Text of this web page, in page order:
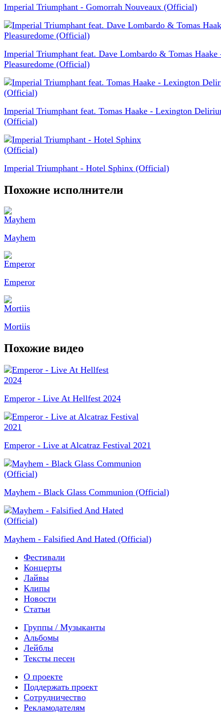
Imperial Triumphant - Gomorrah Nouveaux (Official)
Imperial Triumphant feat. Dave Lombardo & Tomas Haake
Pleasuredome (Official)
Imperial Triumphant feat. Tomas Haake - Lexington
(Official)
Imperial Triumphant - Hotel Sphinx (Official)
Похожие исполнители
Mayhem
Emperor
Mortiis
Похожие видео
Emperor - Live At Hellfest 2024
Emperor - Live at Alcatraz Festival 2021
Mayhem - Black Glass Communion (Official)
Mayhem - Falsified And Hated (Official)
Фестивали
Концерты
Лайвы
Клипы
Новости
Статьи
Группы / Музыканты
Альбомы
Лейблы
Тексты песен
О проекте
Поддержать проект
Сотрудничество
Рекламодателям